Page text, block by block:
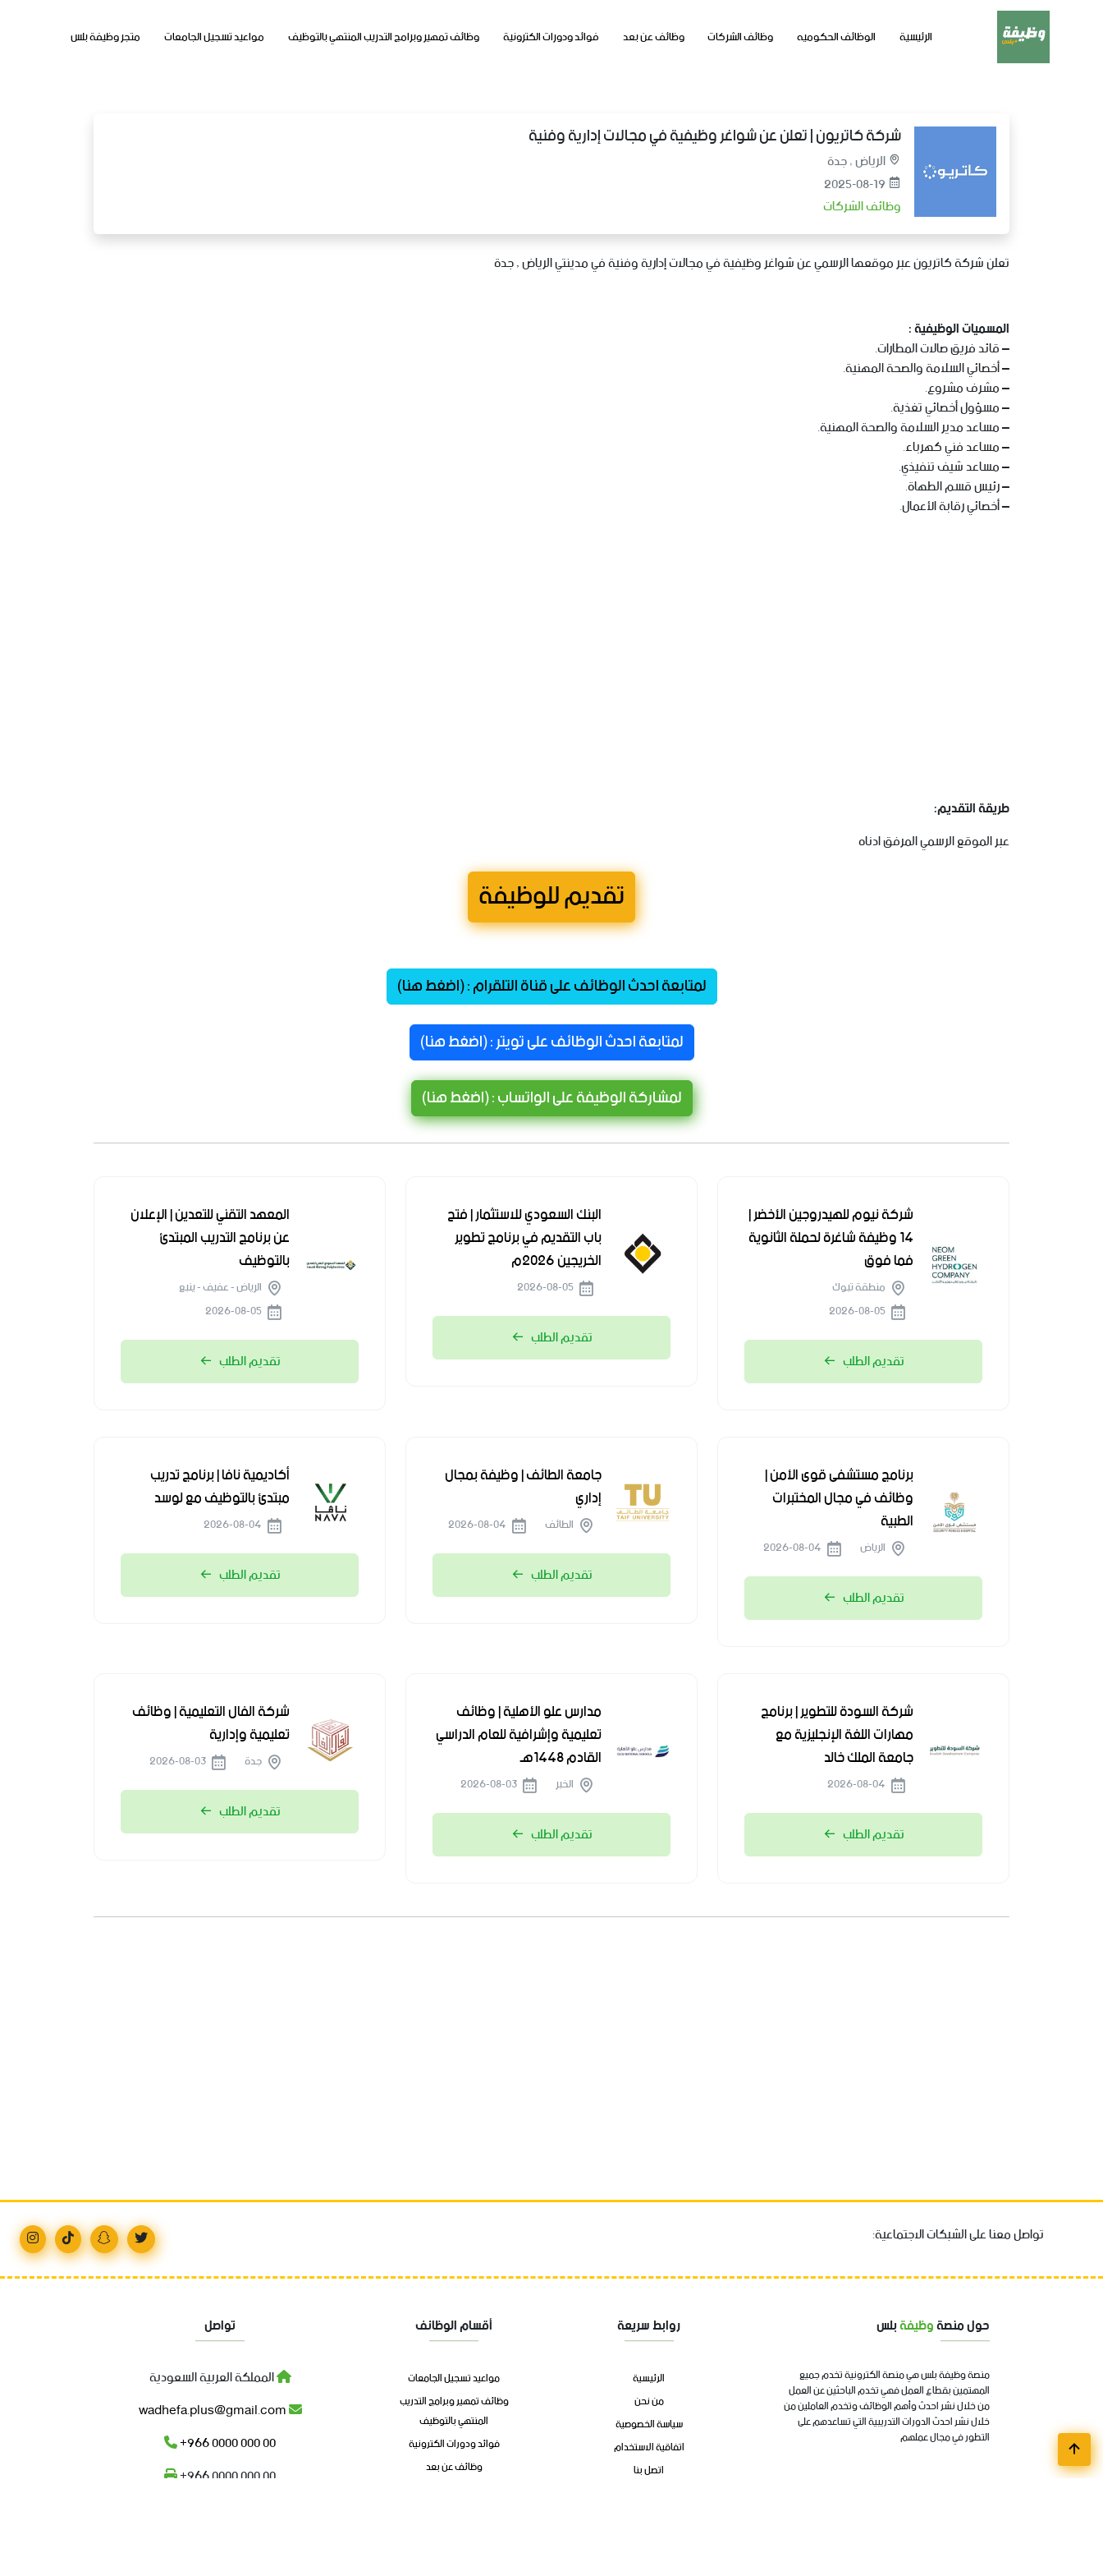
الرئيسية الوظائف الحكوميه وظائف الشركات وظائف عن بعد فوائد ودورات الكترونية وظائف تمهير وبرامج التدريب المنتهي بالتوظيف مواعيد تسجيل الجامعات متجر وظيفة بلس
شركة كاتريون | تعلن عن شواغر وظيفية في مجالات إدارية وفنية
الرياض , جدة
2025-08-19
وظائف الشركات
تعلن شركة كاتريون عبر موقعها الرسمي عن شواغر وظيفية في مجالات إدارية وفنية في مدينتي الرياض , جدة
المسميات الوظيفية :
– قائد فريق صالات المطارات.
– أخصائي السلامة والصحة المهنية.
– مشرف مشروع.
– مسؤول أخصائي تغذية.
– مساعد مدير السلامة والصحة المهنية.
– مساعد فني كهرباء.
– مساعد شيف تنفيذي.
– رئيس قسم الطهاة.
– أخصائي رقابة الأعمال.
طريقة التقديم:
عبر الموقع الرسمي المرفق ادناه
تقديم للوظيفة
لمتابعة احدث الوظائف على قناة التلقرام : (اضغط هنا)
لمتابعة احدث الوظائف على تويتر : (اضغط هنا)
لمشاركة الوظيفة على الواتساب : (اضغط هنا)
شركة نيوم للهيدروجين الأخضر |
14 وظيفة شاغرة لحملة الثانوية
فما فوق
منطقة تبوك
تقديم الطلب
البنك السعودي للاستثمار | فتح
باب التقديم في برنامج تطوير
الخريجين 2026م
تقديم الطلب
المعهد التقني للتعدين | الإعلان
عن برنامج التدريب المبتدئ
بالتوظيف
الرياض - عفيف - ينبع
تقديم الطلب
برنامج مستشفى قوى الأمن |
وظائف في مجال المختبرات
الطبية
الرياض
تقديم الطلب
جامعة الطائف | وظيفة بمجال
إداري
الطائف
تقديم الطلب
أكاديمية نافا | برنامج تدريب
مبتدئ بالتوظيف مع لوسد
تقديم الطلب
شركة السودة للتطوير | برنامج
مهارات اللغة الإنجليزية مع
جامعة الملك خالد
تقديم الطلب
مدارس علو الأهلية | وظائف
تعليمية وإشرافية للعام الدراسي
القادم 1448هـ
الخبر
تقديم الطلب
شركة الفال التعليمية | وظائف
تعليمية وإدارية
جدة
تقديم الطلب
تواصل معنا على الشبكات الاجتماعية:
حول منصةوظيفةبلس
منصة وظيفة بلس هي منصة الكترونية تخدم جميع
المهتمين بقطاع العمل فهي تخدم الباحثين عن العمل
من خلال نشر احدث وأهم الوظائف وتخدم العاملين من
خلال نشر احدث الدورات التدريبية التي تساعدهم على
التطور في مجال عملهم
روابط سريعة
الرئيسية
من نحن
سياسة الخصوصية
اتفاقية الاستخدام
اتصل بنا
أقسام الوظائف
مواعيد تسجيل الجامعات
وظائف تمهير وبرامج التدريب
المنتهي بالتوظيف
فوائد ودورات الكترونية
وظائف عن بعد
تواصل
المملكة العربية السعودية
+966 0000 000 00
+966 0000 000 00